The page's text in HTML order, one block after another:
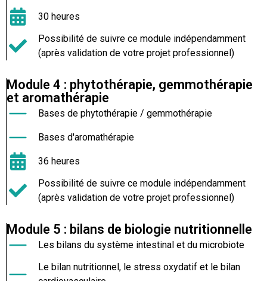
30 heures
Possibilité de suivre ce module indépendamment
(après validation de votre projet professionnel)
Module 4 : phytothérapie, gemmothérapie
et aromathérapie
Bases de phytothérapie / gemmothérapie
Bases d'aromathérapie
36 heures
Possibilité de suivre ce module indépendamment
(après validation de votre projet professionnel)
Module 5 : bilans de biologie nutritionnelle
Les bilans du système intestinal et du microbiote
Le bilan nutritionnel, le stress oxydatif et le bilan